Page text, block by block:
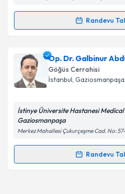
Randevu
Randevu Takvimi Talebi
Prof. Dr. Kemal Karapınar
talebi oluşturun. Size bu
için bir takvim hazırlandığında
bilgilendireceğiz.
E-posta Adresiniz
Kişisel verilerimin
Metni'ni okudum ve
Op. Dr. Galbinur
Göğüs Cerrahisi
İstanbul, Gaziosmanpaşa
İstinye Üniversite Hastanesi
Gaziosmanpaşa
Merkez Mahallesi Çukurçeşme Cad. No:
Randevu
Randevu Takvimi Talebi